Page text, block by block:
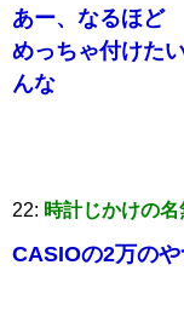
あー、なるほど
めっちゃ付けた
んな
22: 時計じかけの
CASIOの2万の